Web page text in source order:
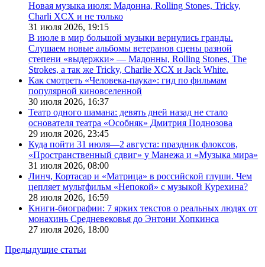
Новая музыка июля: Мадонна, Rolling Stones, Tricky,
Charli XCX и не только
31 июля 2026, 19:15
В июле в мир большой музыки вернулись гранды.
Слушаем новые альбомы ветеранов сцены разной
степени «выдержки» — Мадонны, Rolling Stones, The
Strokes, а так же Tricky, Charlie XCX и Jack White.
Как смотреть «Человека-паука»: гид по фильмам
популярной киновселенной
30 июля 2026, 16:37
Театр одного шамана: девять дней назад не стало
основателя театра «Особняк» Дмитрия Поднозова
29 июля 2026, 23:45
Куда пойти 31 июля—2 августа: праздник флоксов,
«Пространственный сдвиг» у Манежа и «Музыка мира»
31 июля 2026, 08:00
Линч, Кортасар и «Матрица» в российской глуши. Чем
цепляет мультфильм «Непокой» с музыкой Курехина?
28 июля 2026, 16:59
Книги-биографии: 7 ярких текстов о реальных людях от
монахинь Средневековья до Энтони Хопкинса
27 июля 2026, 18:00
Предыдущие статьи